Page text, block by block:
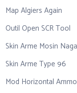
Map Algiers Again
Outil Open SCR Tool
Skin Arme Mosin
Skin Arme Type 96
Mod Horizontal